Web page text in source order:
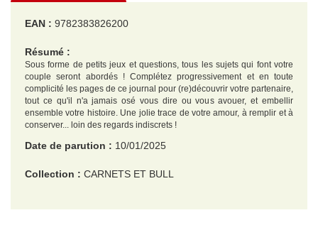
EAN : 9782383826200
Résumé :
Sous forme de petits jeux et questions, tous les sujets qui font votre
couple seront abordés ! Complétez progressivement et en toute
complicité les pages de ce journal pour (re)découvrir votre partenaire,
tout ce qu'il n'a jamais osé vous dire ou vous avouer, et embellir
ensemble votre histoire. Une jolie trace de votre amour, à remplir et à
conserver... loin des regards indiscrets !
Date de parution : 10/01/2025
Collection : CARNETS ET BULL